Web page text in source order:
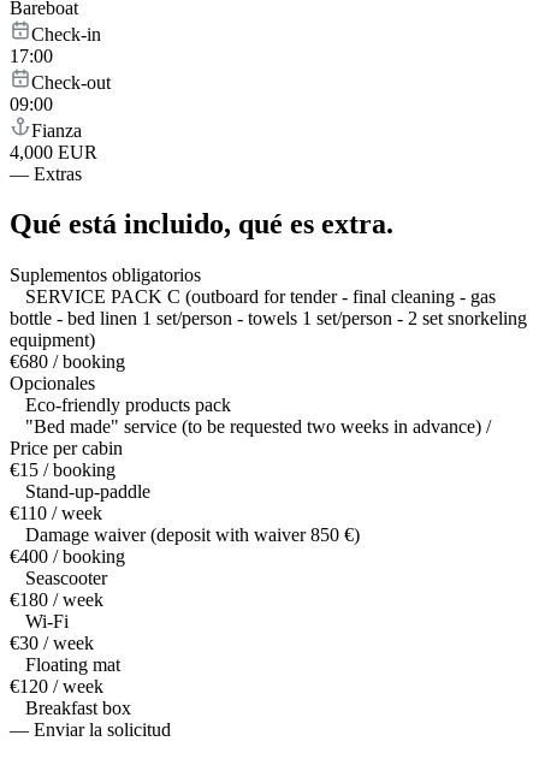
Bareboat
Check-in
17:00
Check-out
09:00
Fianza
4,000 EUR
— Extras
Qué está incluido, qué es extra.
Suplementos obligatorios
SERVICE PACK C (outboard for tender - final cleaning - gas
bottle - bed linen 1 set/person - towels 1 set/person - 2 set snorkeling
equipment)
€680 / booking
Opcionales
Eco-friendly products pack
"Bed made" service (to be requested two weeks in advance) /
Price per cabin
€15 / booking
Stand-up-paddle
€110 / week
Damage waiver (deposit with waiver 850 €)
€400 / booking
Seascooter
€180 / week
Wi-Fi
€30 / week
Floating mat
€120 / week
Breakfast box
— Enviar la solicitud